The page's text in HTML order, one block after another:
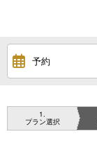
予約
1
プラン選択